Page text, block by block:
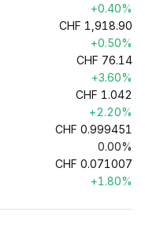
+0.40%
CHF 1,918.90
+0.50%
CHF 76.14
+3.60%
CHF 1.042
+2.20%
CHF 0.999451
0.00%
CHF 0.071007
+1.80%